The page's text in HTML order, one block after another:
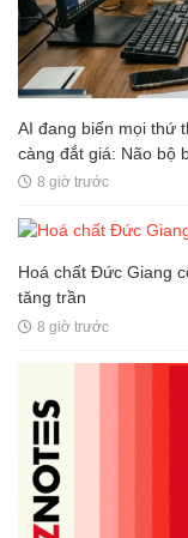
AI đang biến mọi thứ
càng đắt giá: Não bộ
8 giờ trước
Hoá chất Đức Giang
tăng trần
8 giờ trước